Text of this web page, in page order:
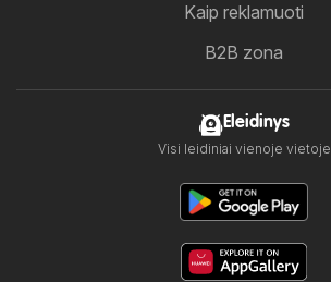
Kaip reklamuoti
B2B zona
Eleidinys
Visi leidiniai vienoje vietoje